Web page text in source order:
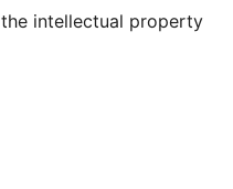
intellectual property